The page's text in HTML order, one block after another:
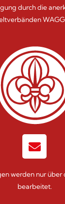
durch die
werden nur über
bearbeitet.